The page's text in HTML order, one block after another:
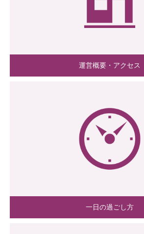
運営概要・アクセス
一日の過ごし方